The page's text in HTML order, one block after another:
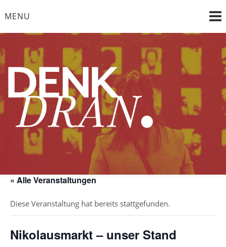
toMENU
DENK DRAN e. V.
"die Vergangenheit im Bewusstsein, die Zukunft im Blick"
« Alle Veranstaltungen
Diese Veranstaltung hat bereits stattgefunden.
Nikolausmarkt – unser Stand